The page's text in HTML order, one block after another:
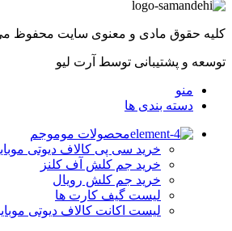
کلیه حقوق مادی و معنوی سایت محفوظ
توسعه و پشتیبانی توسط آرت لیو
منو
دسته بندی ها
محصولات موموجم
خرید سی پی کالاف دیوتی
خرید جم کلش آف کلنز
خرید جم کلش رویال
لیست گیف کارت ها
لیست اکانت کالاف دیوتی